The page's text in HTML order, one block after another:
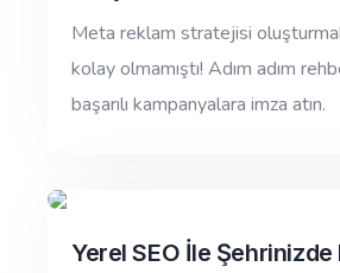
Meta reklam stratejisi
kolay olmamıştı! Adım adım
başarılı kampanyalara imza atın.
Yerel SEO İle Şehrinizde